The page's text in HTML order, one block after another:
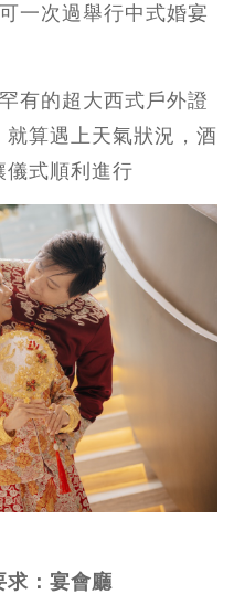
可一次過舉行中式婚宴
罕有的超大西式戶外證
算遇上天氣狀況，酒
儀式順利進行
求：宴會廳